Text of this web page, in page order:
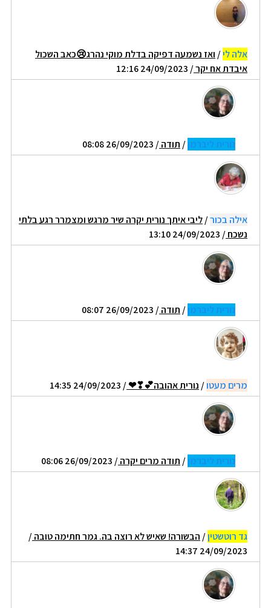
אלה לי/ ואז נשמעה דפיקה בדלת מוקי נהרג😢כאב השכול
איבדת אח יקר/ 24/09/2023 12:16
נורית ליברמן/ תודה/ 26/09/2023 08:08
אילה בכור/ליבי איתך נורית יקרה שיר מרגש ומצמרר רגע בלתי
נשכח/ 24/09/2023 13:10
נורית ליברמן/ תודה/ 26/09/2023 08:07
מרים מעטו/ נורית אהובה💕❣❤/ 24/09/2023 14:35
נורית ליברמן/ תודה מרים יקרה/ 26/09/2023 08:06
גד רוטשטין/ הבשורה! שאיש לא רוצה בה. גמר חתימה טובה/
24/09/2023 14:37